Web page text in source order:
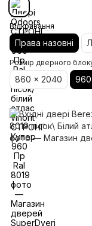
Відкривання
Права назовні
Розмір дверного
860 x 2040